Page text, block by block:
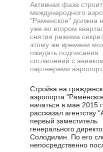
Активная фаза
международного
"Раменское" должна
уже во втором
снятия режима
этому же времени
ожидать подписания
соглашений с
партнерами
Стройка на
аэропорта
начаться в мае 2015
рассказал агентству
первый заместитель
генерального
Солодилин. По его
непосредственно